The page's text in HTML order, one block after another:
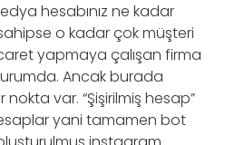
hesabınız ne kadar
o kadar çok müşteri
yapmaya çalışan firma
Ancak burada
var. “Şişirilmiş hesap”
yani tamamen bot